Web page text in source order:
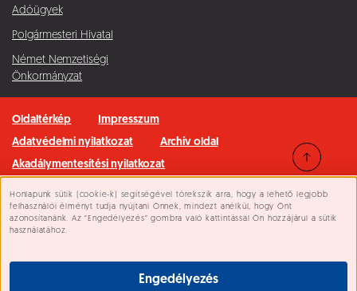
Süti beállítások
Honlapunk sütik (cookie-k) segítségével törekszik arra, hogy a lehető legjobb
felhasználói élményt tudja nyújtani Önnek, mindezt anélkül, hogy Önt
azonosítanánk. Az “Engedélyezés” gombra való kattintással Ön hozzájárul a sütik
használatához.
Engedélyezés
Adóügyek
Polgármesteri Hivatal
Német Nemzetiségi
Önkormányzat
Oldaltérkép
Impresszum
Adatvédelmi nyilatkozat
Archív oldal
Akadálymentesítési nyilatkozat
Minden jog fenntartva © 2026 Pilisvörösvár Város